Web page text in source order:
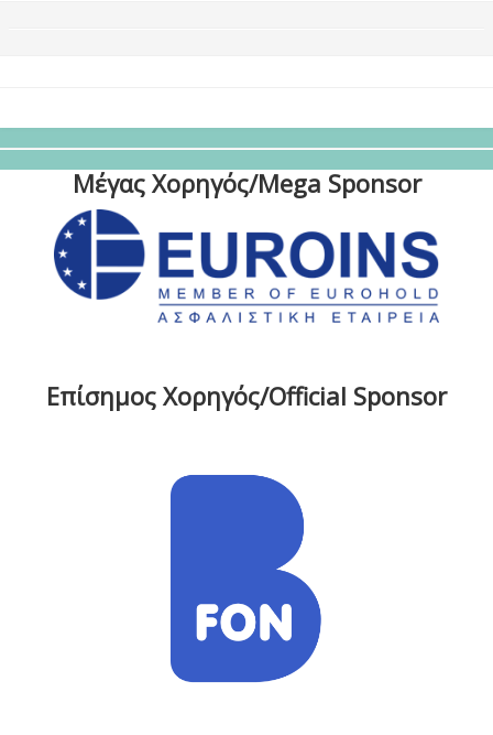
Μέγας Χορηγός/Mega Sponsor
Επίσημος Χορηγός/Official Sponsor